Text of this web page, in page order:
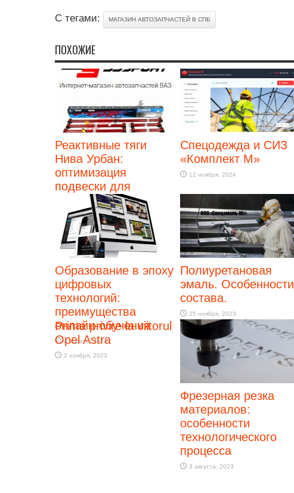
С тегами: МАГАЗИН АВТОЗАПЧАСТЕЙ В СПБ
ПОХОЖИЕ
Реактивные тяги
Нива Урбан:
оптимизация
подвески для
стабильности и
безопасности
28 января, 2026
Спецодежда и СИЗ
«Комплект М»
12 ноября, 2024
Образование в эпоху
цифровых
технологий:
преимущества
онлайн-обучения
4 апреля, 2024
Полиуретановая
эмаль. Особенности
состава.
25 ноября, 2023
Prima privire la viitorul
Opel Astra
2 ноября, 2023
Фрезерная резка
материалов:
особенности
технологического
процесса
3 августа, 2023